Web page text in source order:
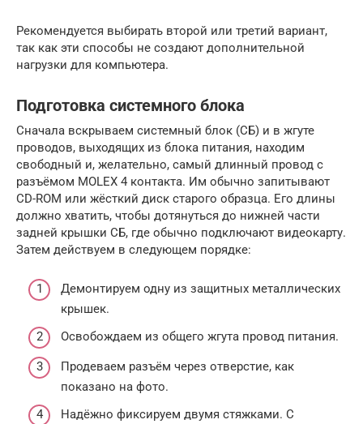
Рекомендуется выбирать второй или третий вариант,
так как эти способы не создают дополнительной
нагрузки для компьютера.
Подготовка системного блока
Сначала вскрываем системный блок (СБ) и в жгуте
проводов, выходящих из блока питания, находим
свободный и, желательно, самый длинный провод с
разъёмом MOLEX 4 контакта. Им обычно запитывают
CD-ROM или жёсткий диск старого образца. Его длины
должно хватить, чтобы дотянуться до нижней части
задней крышки СБ, где обычно подключают видеокарту.
Затем действуем в следующем порядке:
Демонтируем одну из защитных металлических
крышек.
Освобождаем из общего жгута провод питания.
Продеваем разъём через отверстие, как
показано на фото.
Надёжно фиксируем двумя стяжками. С